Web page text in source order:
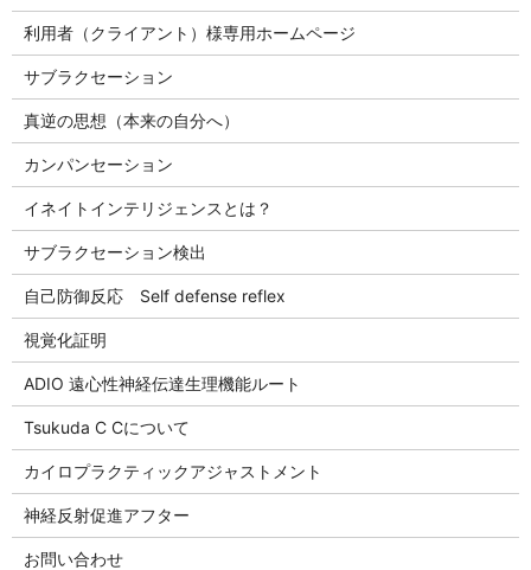
利用者（クライアント）様専用ホームページ
サブラクセーション
真逆の思想（本来の自分へ）
カンパンセーション
イネイトインテリジェンスとは？
サブラクセーション検出
自己防御反応 Self defense reflex
視覚化証明
ADIO 遠心性神経伝達生理機能ルート
Tsukuda C Cについて
カイロプラクティックアジャストメント
神経反射促進アフター
お問い合わせ